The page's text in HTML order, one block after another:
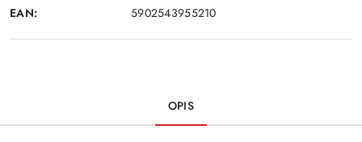
EAN: 5902543955210
OPIS